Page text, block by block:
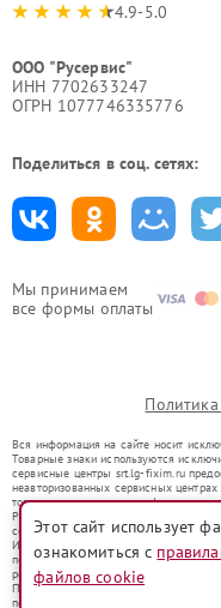
Мы принимаем
все формы оплаты
4.9-5.0
ООО "Русервис"
ИНН 7702633247
ОГРН 1077746335776
Поделиться в соц. сетях:
Вся информация на сайте носит
Товарные знаки используются
сервисные центры srt.lg-fixim.ru
неавторизованных сервисных
товарных знаков или их
Ремонт осуществляется для
со статьей 1487 ГК РФ.
Использование товарных знаков не
потребителей в заблуждение, а
ремонту техники указанных брендов.
Представленная на сайте информация
положениями Статьи 437(2)
Этот сайт использует
ознакомиться с
файлов cookie